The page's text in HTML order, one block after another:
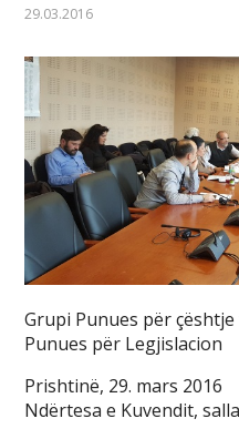
29.03.2016
Grupi Punues për
Punues për Legjislacion
Prishtinë, 29. mars 2016
Ndërtesa e Kuvendit,